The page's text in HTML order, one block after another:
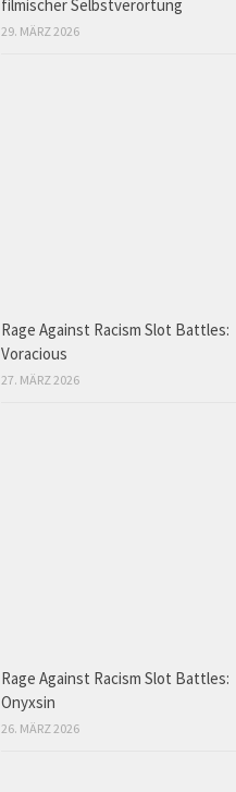
filmischer Selbstverortung
29. MÄRZ 2026
Rage Against Racism Slot Battles:
Voracious
27. MÄRZ 2026
Rage Against Racism Slot Battles:
Onyxsin
26. MÄRZ 2026